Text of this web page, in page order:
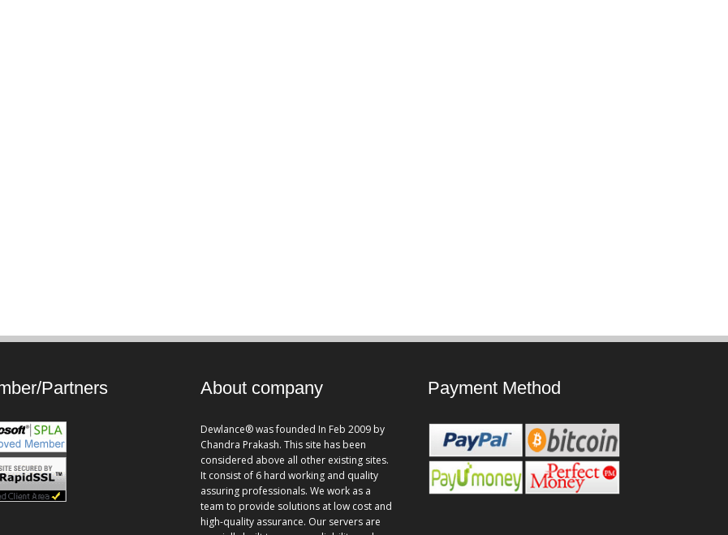
Partners About company
Dewlance® was founded In Feb 2009 by
Chandra Prakash. This site has been
considered above all other existing sites.
It consist of 6 hard working and quality
assuring professionals. We work as a
team to provide solutions at low cost and
high-quality assurance. Our servers are
Payment Method